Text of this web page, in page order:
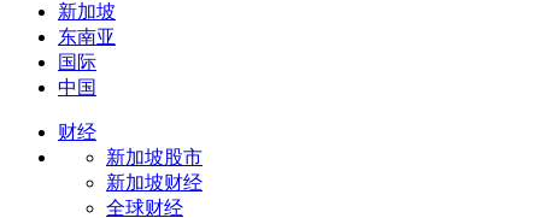
新加坡
东南亚
国际
中国
财经
新加坡股市
新加坡财经
全球财经